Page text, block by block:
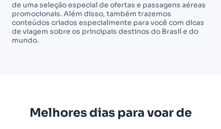
de uma seleção especial de ofertas e passagens aéreas
promocionais. Além disso, também trazemos
conteúdos criados especialmente para você com dicas
de viagem sobre os principais destinos do Brasil e do
mundo.
Melhores dias para voar de